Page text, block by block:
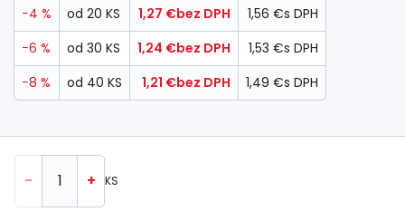
−4 %
od 20 KS 1,27 €bez DPH 1,56 €s DPH
−6 %
od 30 KS 1,24 €bez DPH 1,53 €s DPH
−8 %
od 40 KS 1,21 €bez DPH 1,49 €s DPH
- + KS